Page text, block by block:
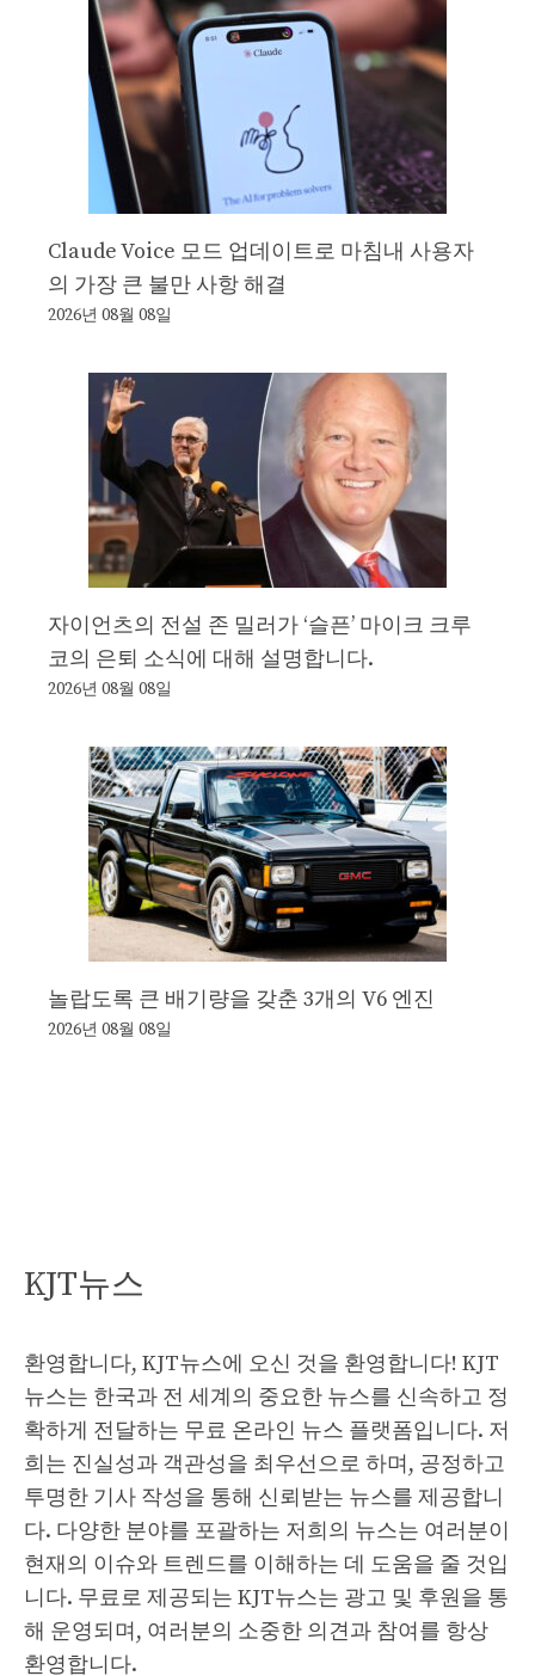
Claude Voice 모드 업데이트로 마침내 사용자
의 가장 큰 불만 사항 해결
2026년 08월 08일
자이언츠의 전설 존 밀러가 ‘슬픈’ 마이크 크루
코의 은퇴 소식에 대해 설명합니다.
2026년 08월 08일
놀랍도록 큰 배기량을 갖춘 3개의 V6 엔진
2026년 08월 08일
KJT뉴스
환영합니다, KJT뉴스에 오신 것을 환영합니다! KJT
뉴스는 한국과 전 세계의 중요한 뉴스를 신속하고 정
확하게 전달하는 무료 온라인 뉴스 플랫폼입니다. 저
희는 진실성과 객관성을 최우선으로 하며, 공정하고
투명한 기사 작성을 통해 신뢰받는 뉴스를 제공합니
다. 다양한 분야를 포괄하는 저희의 뉴스는 여러분이
현재의 이슈와 트렌드를 이해하는 데 도움을 줄 것입
니다. 무료로 제공되는 KJT뉴스는 광고 및 후원을 통
해 운영되며, 여러분의 소중한 의견과 참여를 항상
환영합니다.